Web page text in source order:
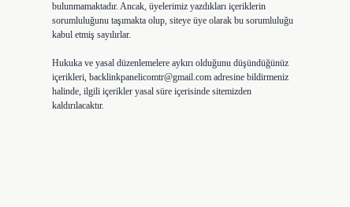
bulunmamaktadır. Ancak, üyelerimiz yazdıkları içeriklerin
sorumluluğunu taşımakta olup, siteye üye olarak bu sorumluluğu
kabul etmiş sayılırlar.
Hukuka ve yasal düzenlemelere aykırı olduğunu düşündüğünüz
içerikleri, backlinkpanelicomtr@gmail.comadresine bildirmeniz
halinde, ilgili içerikler yasal süre içerisinde sitemizden
kaldırılacaktır.